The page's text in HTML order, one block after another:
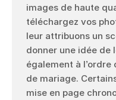
images de haute
téléchargez vos
leur attribuons un
donner une idée de
également à
de mariage.
mise en page